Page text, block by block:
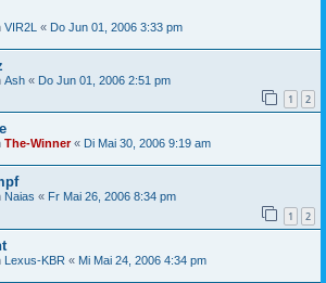
VIR2L « Do Jun 01, 2006 3:33 pm
Ash « Do Jun 01, 2006 2:51 pm
1 2
The-Winner« Di Mai 30, 2006 9:19 am
Naias « Fr Mai 26, 2006 8:34 pm
1 2
Lexus-KBR « Mi Mai 24, 2006 4:34 pm